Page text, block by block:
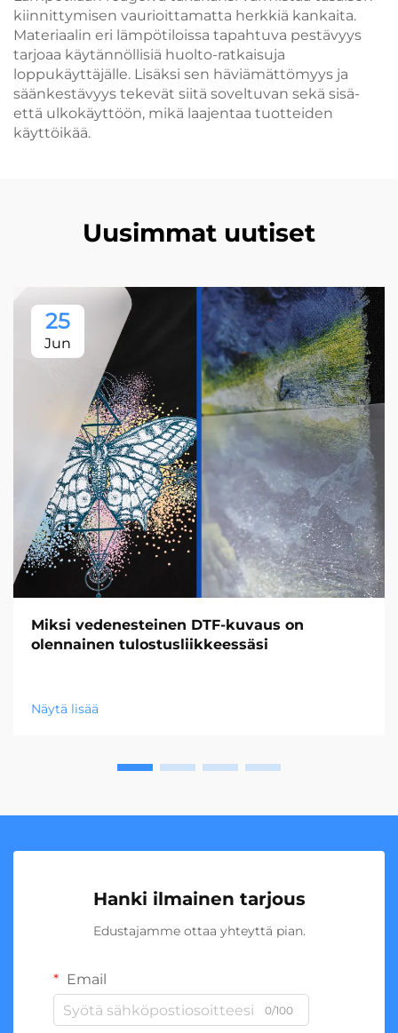
kiinnittymisen vaurioittamatta herkkiä kankaita.
Materiaalin eri lämpötiloissa tapahtuva pestävyys
tarjoaa käytännöllisiä huolto-ratkaisuja
loppukäyttäjälle. Lisäksi sen häviämättömyys ja
säänkestävyys tekevät siitä soveltuvan sekä sisä-
että ulkokäyttöön, mikä laajentaa tuotteiden
käyttöikää.
Uusimmat uutiset
25
Jun
Miksi vedenesteinen DTF-kuvaus on
olennainen tulostusliikkeessäsi
Näytä lisää
Hanki ilmainen tarjous
Edustajamme ottaa yhteyttä pian.
Email
0/100